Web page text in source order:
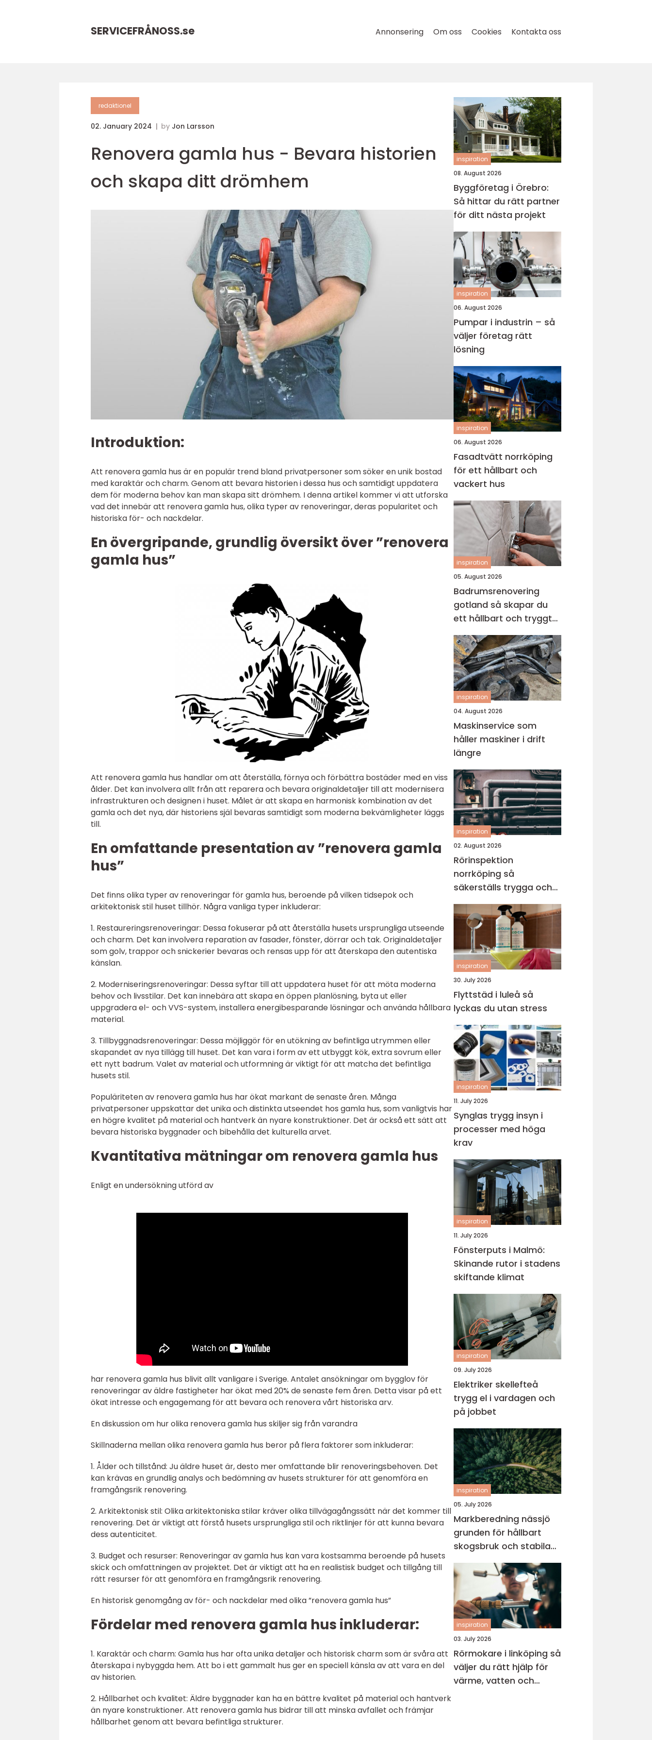
SERVICEFRÅNOSS.se Annonsering Om oss Cookies Kontakta oss
redaktionel
02. January 2024 by Jon Larsson
Renovera gamla hus - Bevara historien
och skapa ditt drömhem
Introduktion:
Att renovera gamla hus är en populär trend bland privatpersoner som söker en unik bostad
med karaktär och charm. Genom att bevara historien i dessa hus och samtidigt uppdatera
dem för moderna behov kan man skapa sitt drömhem. I denna artikel kommer vi att utforska
vad det innebär att renovera gamla hus, olika typer av renoveringar, deras popularitet och
historiska för- och nackdelar.
En övergripande, grundlig översikt över ”renovera
gamla hus”
Att renovera gamla hus handlar om att återställa, förnya och förbättra bostäder med en viss
ålder. Det kan involvera allt från att reparera och bevara originaldetaljer till att modernisera
infrastrukturen och designen i huset. Målet är att skapa en harmonisk kombination av det
gamla och det nya, där historiens själ bevaras samtidigt som moderna bekvämligheter läggs
till.
En omfattande presentation av ”renovera gamla
hus”
Det finns olika typer av renoveringar för gamla hus, beroende på vilken tidsepok och
arkitektonisk stil huset tillhör. Några vanliga typer inkluderar:
1. Restaureringsrenoveringar: Dessa fokuserar på att återställa husets ursprungliga utseende
och charm. Det kan involvera reparation av fasader, fönster, dörrar och tak. Originaldetaljer
som golv, trappor och snickerier bevaras och rensas upp för att återskapa den autentiska
känslan.
2. Moderniseringsrenoveringar: Dessa syftar till att uppdatera huset för att möta moderna
behov och livsstilar. Det kan innebära att skapa en öppen planlösning, byta ut eller
uppgradera el- och VVS-system, installera energibesparande lösningar och använda hållbara
material.
3. Tillbyggnadsrenoveringar: Dessa möjliggör för en utökning av befintliga utrymmen eller
skapandet av nya tillägg till huset. Det kan vara i form av ett utbyggt kök, extra sovrum eller
ett nytt badrum. Valet av material och utformning är viktigt för att matcha det befintliga
husets stil.
Populäriteten av renovera gamla hus har ökat markant de senaste åren. Många
privatpersoner uppskattar det unika och distinkta utseendet hos gamla hus, som vanligtvis har
en högre kvalitet på material och hantverk än nyare konstruktioner. Det är också ett sätt att
bevara historiska byggnader och bibehålla det kulturella arvet.
Kvantitativa mätningar om renovera gamla hus
Enligt en undersökning utförd av
har renovera gamla hus blivit allt vanligare i Sverige. Antalet ansökningar om bygglov för
renoveringar av äldre fastigheter har ökat med 20% de senaste fem åren. Detta visar på ett
ökat intresse och engagemang för att bevara och renovera vårt historiska arv.
En diskussion om hur olika renovera gamla hus skiljer sig från varandra
Skillnaderna mellan olika renovera gamla hus beror på flera faktorer som inkluderar:
1. Ålder och tillstånd: Ju äldre huset är, desto mer omfattande blir renoveringsbehoven. Det
kan krävas en grundlig analys och bedömning av husets strukturer för att genomföra en
framgångsrik renovering.
2. Arkitektonisk stil: Olika arkitektoniska stilar kräver olika tillvägagångssätt när det kommer till
renovering. Det är viktigt att förstå husets ursprungliga stil och riktlinjer för att kunna bevara
dess autenticitet.
3. Budget och resurser: Renoveringar av gamla hus kan vara kostsamma beroende på husets
skick och omfattningen av projektet. Det är viktigt att ha en realistisk budget och tillgång till
rätt resurser för att genomföra en framgångsrik renovering.
En historisk genomgång av för- och nackdelar med olika ”renovera gamla hus”
Fördelar med renovera gamla hus inkluderar:
1. Karaktär och charm: Gamla hus har ofta unika detaljer och historisk charm som är svåra att
återskapa i nybyggda hem. Att bo i ett gammalt hus ger en speciell känsla av att vara en del
av historien.
2. Hållbarhet och kvalitet: Äldre byggnader kan ha en bättre kvalitet på material och hantverk
än nyare konstruktioner. Att renovera gamla hus bidrar till att minska avfallet och främjar
hållbarhet genom att bevara befintliga strukturer.
inspiration
08. August 2026
Byggföretag i Örebro:
Så hittar du rätt partner
för ditt nästa projekt
inspiration
06. August 2026
Pumpar i industrin – så
väljer företag rätt
lösning
inspiration
06. August 2026
Fasadtvätt norrköping
för ett hållbart och
vackert hus
inspiration
05. August 2026
Badrumsrenovering
gotland så skapar du
ett hållbart och tryggt
badrum
inspiration
04. August 2026
Maskinservice som
håller maskiner i drift
längre
inspiration
02. August 2026
Rörinspektion
norrköping så
säkerställs trygga och
hållbara avloppssystem
inspiration
30. July 2026
Flyttstäd i luleå så
lyckas du utan stress
inspiration
11. July 2026
Synglas trygg insyn i
processer med höga
krav
inspiration
11. July 2026
Fönsterputs i Malmö:
Skinande rutor i stadens
skiftande klimat
inspiration
09. July 2026
Elektriker skellefteå
trygg el i vardagen och
på jobbet
inspiration
05. July 2026
Markberedning nässjö
grunden för hållbart
skogsbruk och stabila
markprojekt
inspiration
03. July 2026
Rörmokare i linköping så
väljer du rätt hjälp för
värme, vatten och